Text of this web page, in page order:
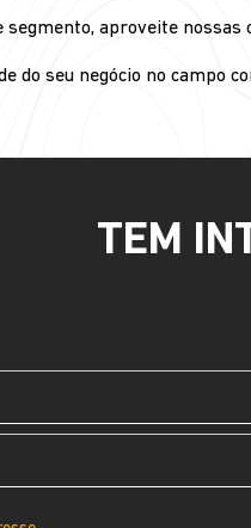
aproveite nossas
do seu negócio no campo
TEM